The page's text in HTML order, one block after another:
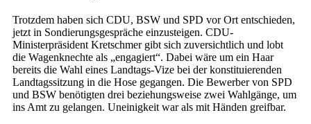
Trotzdem haben sich CDU, BSW und SPD vor Ort entschieden,
jetzt in Sondierungsgespräche einzusteigen. CDU-
Ministerpräsident Kretschmer gibt sich zuversichtlich und lobt
die Wagenknechte als „engagiert“. Dabei wäre um ein Haar
bereits die Wahl eines Landtags-Vize bei der konstituierenden
Landtagssitzung in die Hose gegangen. Die Bewerber von SPD
und BSW benötigten drei beziehungsweise zwei Wahlgänge, um
ins Amt zu gelangen. Uneinigkeit war als mit Händen greifbar.